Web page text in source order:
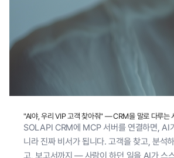
"AI야, 우리 VIP 고객 찾아줘" — CRM을 말로 다루는
SOLAPI CRM에 MCP 서버를 연결하면, AI
니라 진짜 비서가 됩니다. 고객을 찾고, 분석
고, 보고서까지 — 사람이 하던 일을 AI가 스